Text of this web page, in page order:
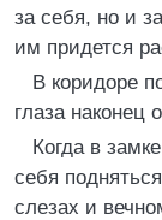
за себя, но и
им придется
В коридоре
глаза наконец
Когда в
себя
слезах и